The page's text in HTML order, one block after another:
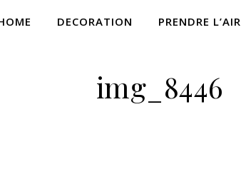
DECORATION PRENDRE L’AIR
img_8446